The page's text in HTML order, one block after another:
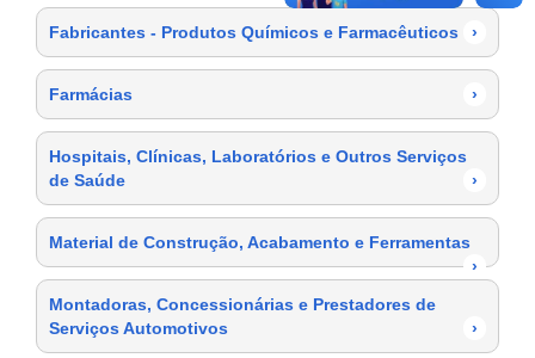
Fabricantes - Produtos Químicos e Farmacêuticos ›
Farmácias ›
Hospitais, Clínicas, Laboratórios e Outros Serviços
de Saúde
›
Material de Construção, Acabamento e Ferramentas
›
Montadoras, Concessionárias e Prestadores de
Serviços Automotivos
›